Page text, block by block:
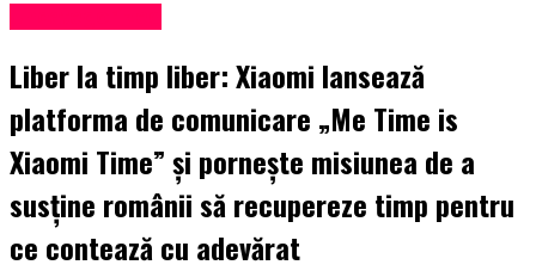
Liber la timp liber: Xiaomi lansează
platforma de comunicare „Me Time is
Xiaomi Time” și pornește misiunea de a
susține românii să recupereze timp pentru
ce contează cu adevărat